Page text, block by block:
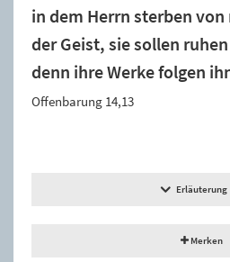
in dem Herrn sterben
der Geist, sie sollen
denn ihre Werke folgen
Offenbarung 14,13
Erläuterung
Merken